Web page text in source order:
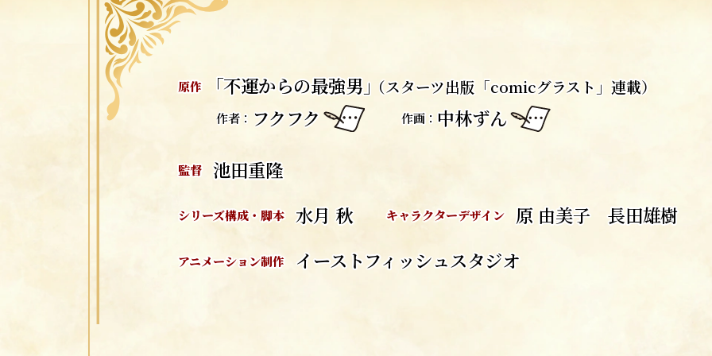
原作 「不運からの最強男」（スターツ出版「comicグラスト」連載）
作者： フクフク 作画：中林ずん
監督 池田重隆
シリーズ構成・脚本 水月 秋 キャラクターデザイン 原 由美子 長田雄樹
アニメーション制作 イーストフィッシュスタジオ